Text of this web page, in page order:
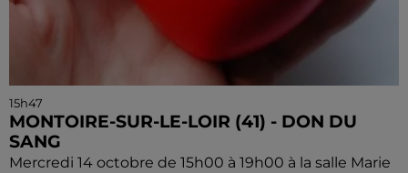
15h47
MONTOIRE-SUR-LE-LOIR (41) - DON DU
SANG
Mercredi 14 octobre de 15h00 à 19h00 à la salle Marie